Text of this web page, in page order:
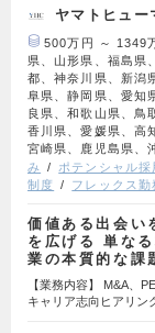
ヤマトヒュー
500万円 ～ 1349
県、山形県、福島県
都、神奈川県、新潟
阜県、静岡県、愛知
良県、和歌山県、鳥
香川県、愛媛県、高
宮崎県、鹿児島県、
み
ポテンシャル採
制度
フレックス勤
価値ある出会い
を広げる 単な
業の本質的な課
【業務内容】 M&A、
キャリア志向ヒアリン